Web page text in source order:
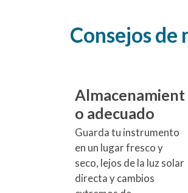
Consejos
Almacenamient
o adecuado
Guarda tu instrumento
en un lugar fresco y
seco, lejos de la luz solar
directa y cambios